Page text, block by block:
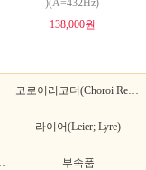
138,000원
라이어(Leier; Lyre)
부속품